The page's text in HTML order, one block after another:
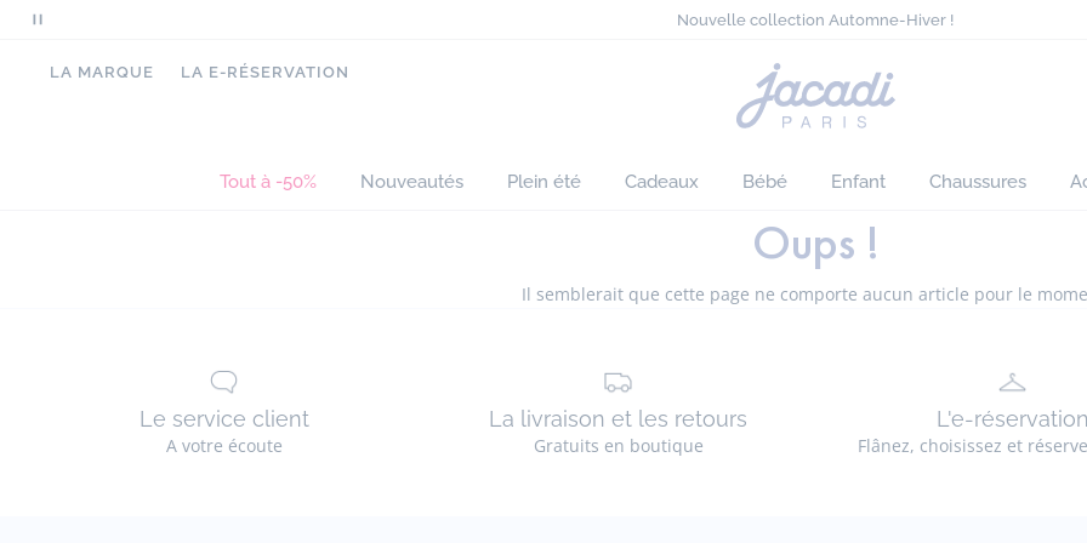
Mettre
pause
Nouvelle collection Automne-Hiver !
Livraison offerte dès 140 CHF d'achat*
Sélection ensoleillée : tout à -50%*
Nouvelle collection Automne-Hiver !
LA MARQUE LA E-RÉSERVATION
Page
d'accueil
Jacadi
Tout à -50% Nouveautés Plein été Cadeaux Bébé Enfant Chaussures
Oups !
Il semblerait que cette page ne comporte aucun article pour le
Le service client
A votre écoute
La livraison et les retours
Gratuits en boutique
L'e-réservation
Flânez, choisissez et